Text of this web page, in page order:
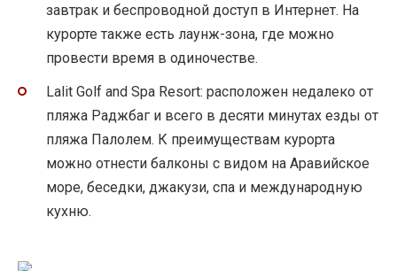
завтрак и беспроводной доступ в Интернет. На
курорте также есть лаунж-зона, где можно
провести время в одиночестве.
Lalit Golf and Spa Resort: расположен недалеко от
пляжа Раджбаг и всего в десяти минутах езды от
пляжа Палолем. К преимуществам курорта
можно отнести балконы с видом на Аравийское
море, беседки, джакузи, спа и международную
кухню.